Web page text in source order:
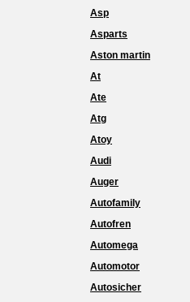
Asp
Asparts
Aston martin
At
Ate
Atg
Atoy
Audi
Auger
Autofamily
Autofren
Automega
Automotor
Autosicher